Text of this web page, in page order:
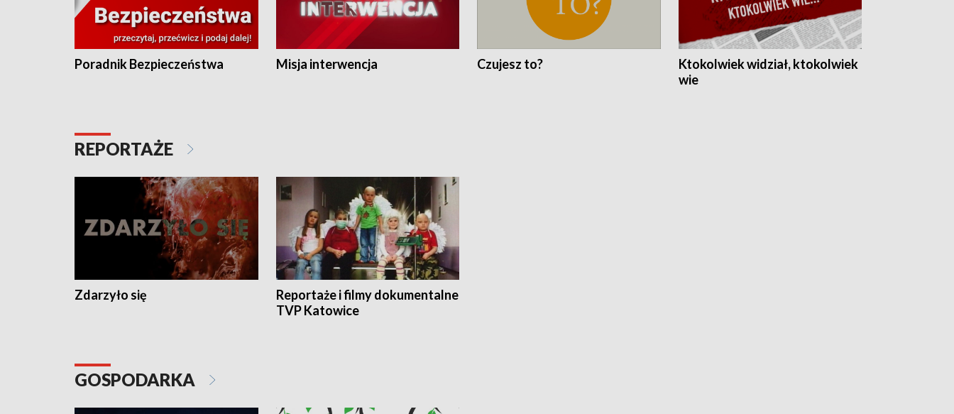
Poradnik Bezpieczeństwa Misja interwencja Czujesz to?
Ktokolwiek widział, ktokolwiek
wie
REPORTAŻE
Zdarzyło się
Reportaże i filmy dokumentalne
TVP Katowice
GOSPODARKA